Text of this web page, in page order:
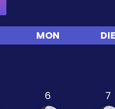
MON DIE
6 7